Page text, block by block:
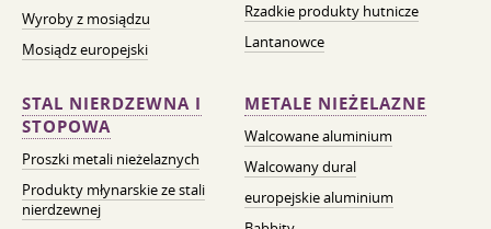
Wyroby z mosiądzu
Mosiądz europejski
Rzadkie produkty hutnicze
Lantanowce
STAL NIERDZEWNA I
STOPOWA
Proszki metali nieżelaznych
Produkty młynarskie ze stali
nierdzewnej
METALE NIEŻELAZNE
Walcowane aluminium
Walcowany dural
europejskie aluminium